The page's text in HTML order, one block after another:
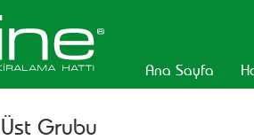
Ana Sayfa
Grubu